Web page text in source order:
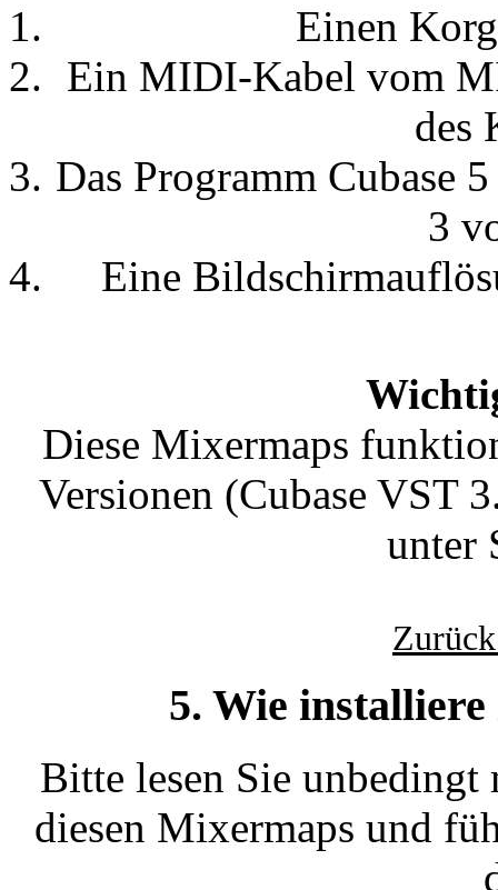
Einen
Ein MIDI-Kabel vom
des
Das Programm Cubase
3
Eine
Diese Mixermaps
Versionen (Cubase VST
unter
5. Wie
Bitte lesen Sie
diesen Mixermaps und